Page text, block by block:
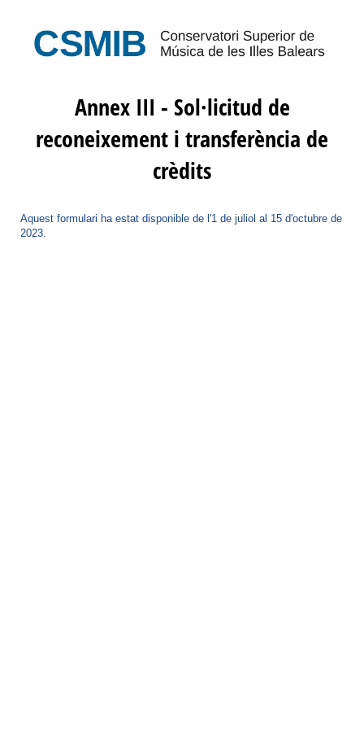
Annex III - Sol·licitud de
reconeixement i transferència de
crèdits
Aquest formulari ha estat disponible de l'1 de juliol al 15 d'octubre de
2023.